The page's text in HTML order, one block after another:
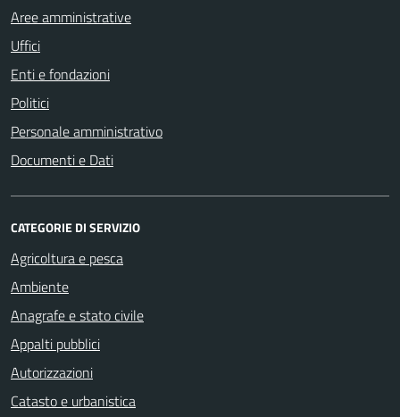
Aree amministrative
Uffici
Enti e fondazioni
Politici
Personale amministrativo
Documenti e Dati
CATEGORIE DI SERVIZIO
Agricoltura e pesca
Ambiente
Anagrafe e stato civile
Appalti pubblici
Autorizzazioni
Catasto e urbanistica